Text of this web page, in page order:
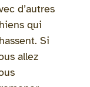
d’autres
qui
Si
allez